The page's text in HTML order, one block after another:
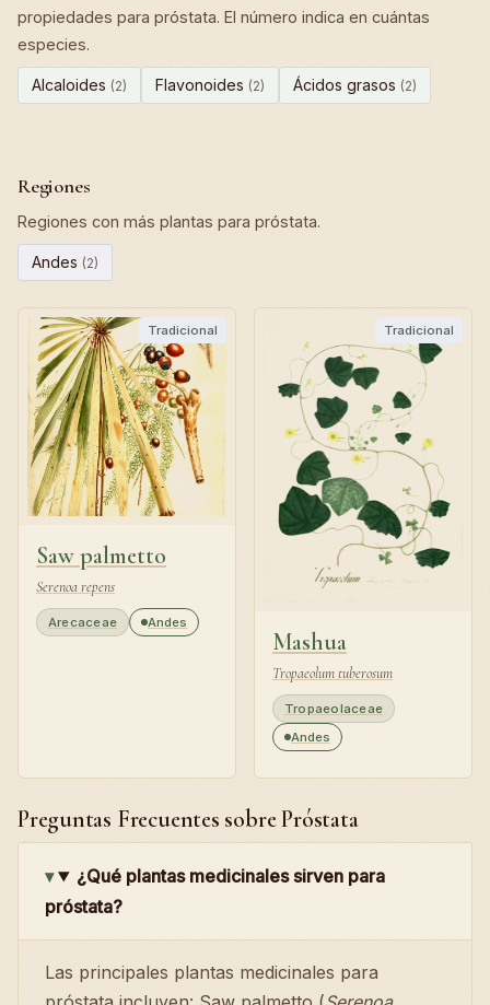
propiedades para próstata. El número indica en cuántas
especies.
Alcaloides (2) Flavonoides (2) Ácidos grasos (2)
Regiones
Regiones con más plantas para próstata.
Andes (2)
Tradicional
Saw palmetto
Serenoa repens
Arecaceae Andes
Tradicional
Mashua
Tropaeolum tuberosum
Tropaeolaceae
Andes
Preguntas Frecuentes sobre Próstata
¿Qué plantas medicinales sirven para
próstata?
Las principales plantas medicinales para